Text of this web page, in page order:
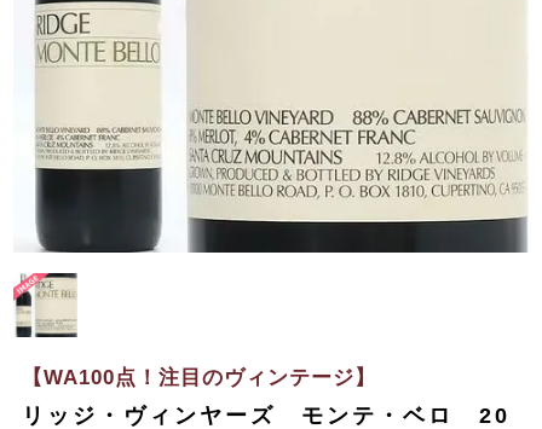
【WA100点！注目のヴィンテージ】
リッジ・ヴィンヤーズ モンテ・ベロ 20